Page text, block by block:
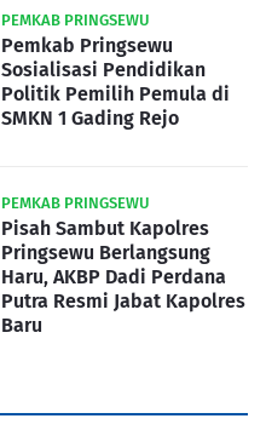
PEMKAB PRINGSEWU
Pemkab Pringsewu
Sosialisasi Pendidikan
Politik Pemilih Pemula di
SMKN 1 Gading Rejo
PEMKAB PRINGSEWU
Pisah Sambut Kapolres
Pringsewu Berlangsung
Haru, AKBP Dadi Perdana
Putra Resmi Jabat Kapolres
Baru